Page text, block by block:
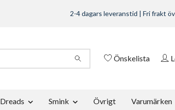
2-4 dagars leveranstid | Fri frakt
Önskelista
Dreads Smink Övrigt Varumärken